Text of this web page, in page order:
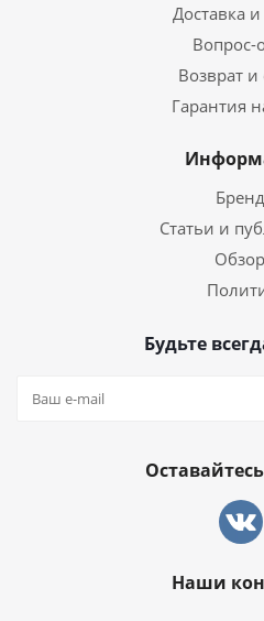
Доставка
Вопрос-
Возврат
Гарантия
Статьи и
Будьте
Наши